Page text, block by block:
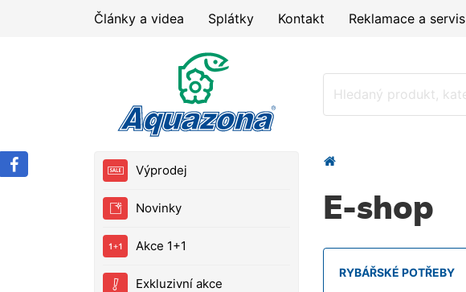
Články a videa Splátky Kontakt Reklamace a servis
Výprodej
Novinky
Akce 1+1
Exkluzivní akce
E-shop
RYBÁŘSKÉ POTŘEBY